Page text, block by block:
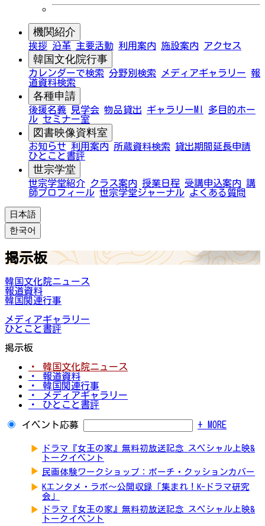
機関紹介
挨拶 沿革 主要活動 利用案内 施設案内 アクセス
韓国文化院行事
カレンダーで検索 分野別検索 メディアギャラリー 報
道資料検索
各種申請
後援名義 見学会 物品貸出 ギャラリーMI
多目的ホー
ル セミナー室
図書映像資料室
お知らせ 利用案内 所蔵資料検索
貸出期間延長申請
ひとこと書評
世宗学堂
世宗学堂紹介 クラス案内 授業日程 受講申込案内 講
師プロフィール 世宗学堂ジャーナル よくある質問
日本語
한국어
掲示板
韓国文化院ニュース
報道資料
韓国関連行事
メディアギャラリー
ひとこと書評
掲示板
・ 韓国文化院ニュース
・ 報道資料
・ 韓国関連行事
・ メディアギャラリー
・ ひとこと書評
イベント応募 + MORE
▶
ドラマ『女王の家』無料初放送記念 スペシャル上映&
トークイベント
▶ 民画体験ワークショップ：ポーチ・クッションカバー
▶ Kエンタメ・ラボ～公開収録「集まれ！K-ドラマ研究
会」
▶
ドラマ『女王の家』無料初放送記念 スペシャル上映&
トークイベント